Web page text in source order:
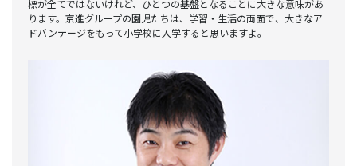
標が全てではないけれど、ひとつの基盤となることに大きな意味があ
ります。京進グループの園児たちは、学習・生活の両面で、大きなア
ドバンテージをもって小学校に入学すると思いますよ。